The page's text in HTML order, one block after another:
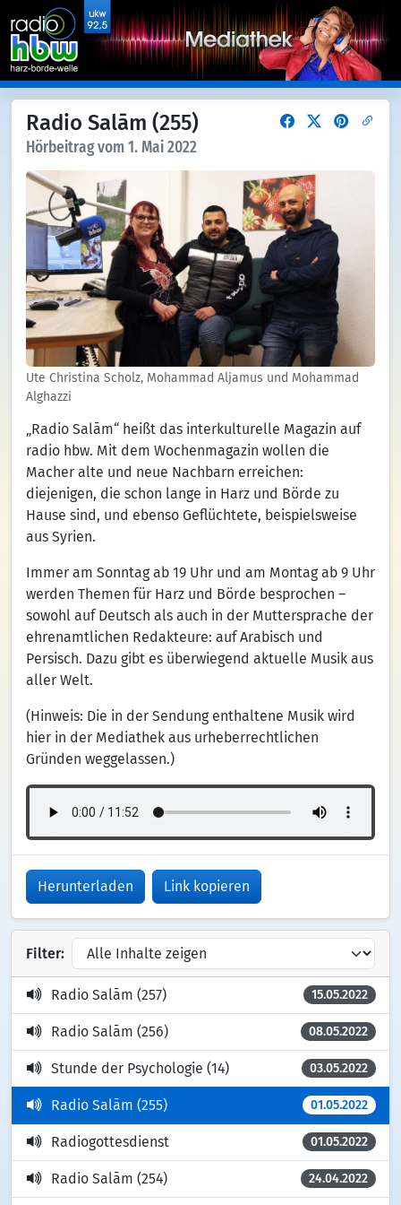
Radio Salām (255)
Hörbeitrag vom 1. Mai 2022
Ute Christina Scholz, Mohammad Aljamus und Mohammad
Alghazzi
„Radio Salām“ heißt das interkulturelle Magazin auf
radio hbw. Mit dem Wochenmagazin wollen die
Macher alte und neue Nachbarn erreichen:
diejenigen, die schon lange in Harz und Börde zu
Hause sind, und ebenso Geflüchtete, beispielsweise
aus Syrien.
Immer am Sonntag ab 19 Uhr und am Montag ab 9 Uhr
werden Themen für Harz und Börde besprochen –
sowohl auf Deutsch als auch in der Muttersprache der
ehrenamtlichen Redakteure: auf Arabisch und
Persisch. Dazu gibt es überwiegend aktuelle Musik aus
aller Welt.
(Hinweis: Die in der Sendung enthaltene Musik wird
hier in der Mediathek aus urheberrechtlichen
Gründen weggelassen.)
Herunterladen Link kopieren
Filter:
Radio Salām (257) 15.05.2022
Radio Salām (256) 08.05.2022
Stunde der Psychologie (14) 03.05.2022
Radio Salām (255) 01.05.2022
Radiogottesdienst 01.05.2022
Radio Salām (254) 24.04.2022